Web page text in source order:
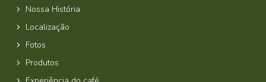
Nossa História
Localização
Fotos
Produtos